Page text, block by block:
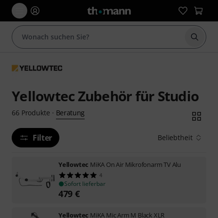
Suche
Yellowtec Zubehör für Studio
66 Produkte · Beratung
Filter Beliebtheit
Yellowtec MiKA On Air Mikrofonarm TV Alu
4
Sofort lieferbar
479 €
Yellowtec MiKA Mic Arm M Black XLR